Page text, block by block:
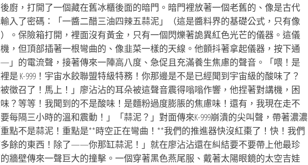
廚，打開了一個藏在舊冰櫃後面的暗門。暗門裡放著一個老舊的、像是古代
入了密碼：「一醬二醋三油四辣五蒜泥」（這是醬料界的基礎公式，只有像
。保險箱打開，裡面沒有黃金，只有一個閃爍著詭異紅色光芒的儀器。這儀
，但頂部插著一根彎曲的、像韭菜一樣的天線。他顫抖著拿起儀器，按下通
的電流聲，接著傳來一陣高八度、急促且充滿養生焦慮的聲音。「喂！是
是 K-999！宇宙水餃聯盟特級特務！你那邊是不是已經聞到宇宙級的酸味了？
徵召了！馬上！」廖沾沾的耳朵被這聲音震得嗡嗡作響，他捏著對講機，困
？等等！我聞到的不是酸味！是麵粉過度膨脹的焦慮味！還有，我現在走不
每隔三小時的溫和震動！」「蒜泥？」對面傳來K-999崩潰的尖叫聲，帶著濃濃
點不是蒜泥！重點是**時空正在彎曲！**我們的推進器快沒紅棗了！快！我們
餘的東西！除了——你那缸蒜泥！」就在廖沾沾還在糾結要不要帶上他最珍
牆壁傳來一聲巨大的撞擊。一個穿著黑色燕尾服、戴著太陽眼鏡的太空吉娃